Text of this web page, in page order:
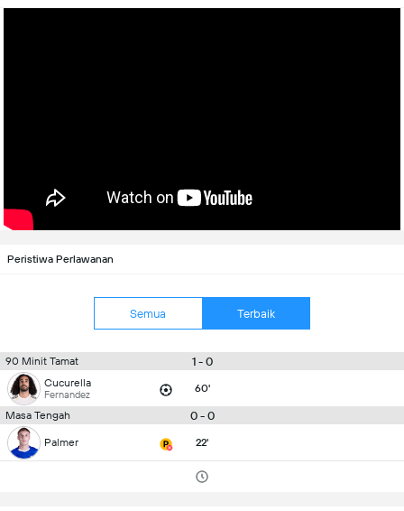
Peristiwa Perlawanan
Semua Terbaik
90 Minit Tamat 1 - 0
Cucurella
Fernandez 60'
Masa Tengah 0 - 0
Palmer 22'